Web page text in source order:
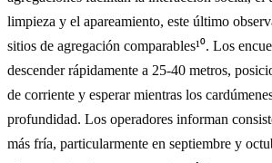
limpieza y el apareamiento, este último
sitios de agregación comparables¹⁰. Los
descender rápidamente a 25-40 metros,
de corriente y esperar mientras los
profundidad. Los operadores informan
más fría, particularmente en septiembre y